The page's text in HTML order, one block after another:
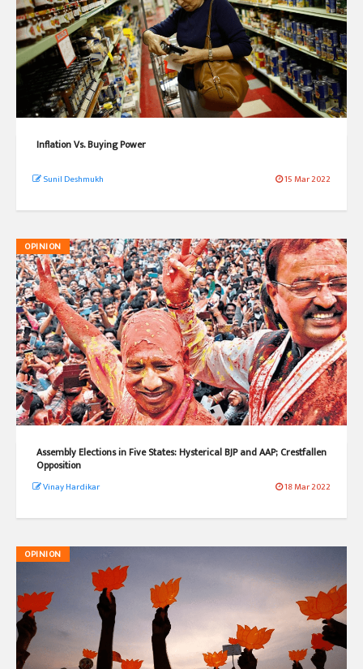
Inflation Vs. Buying Power
Sunil Deshmukh 15 Mar 2022
OPINION
Assembly Elections in Five States: Hysterical BJP and AAP; Crestfallen
Opposition
Vinay Hardikar 18 Mar 2022
OPINION